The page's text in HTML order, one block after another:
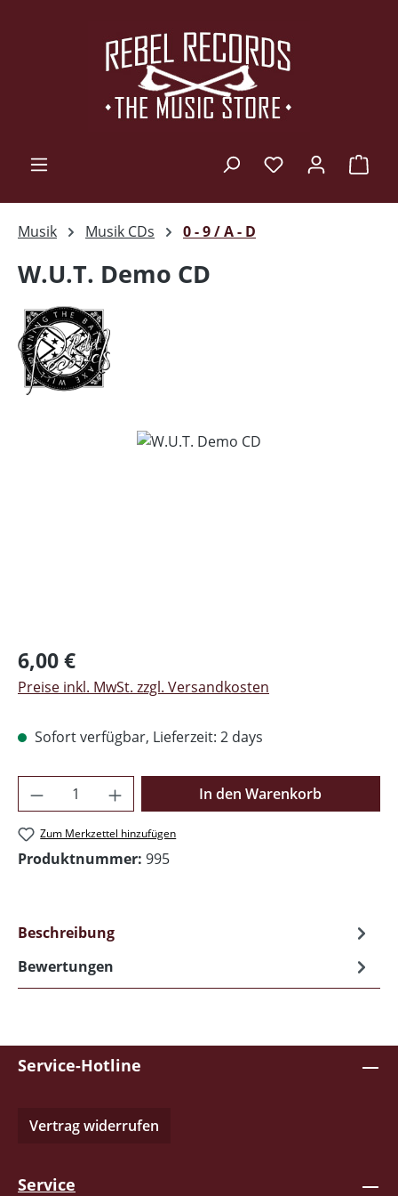
Musik Musik CDs 0 - 9 / A - D
W.U.T. Demo CD
Regulärer Preis:
6,00 €
Preise inkl. MwSt. zzgl. Versandkosten
Sofort verfügbar, Lieferzeit: 2 days
Produkt Anzahl: Gib den gewünschten
In den Warenkorb
Zum Merkzettel hinzufügen
Produktnummer: 995
Beschreibung
Bewertungen
Service-Hotline
Vertrag widerrufen
Service